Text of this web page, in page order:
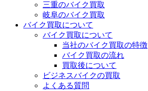
三重のバイク買取
岐阜のバイク買取
バイク買取について
バイク買取について
当社のバイク買取の特徴
バイク買取の流れ
買取後について
ビジネスバイクの買取
よくある質問